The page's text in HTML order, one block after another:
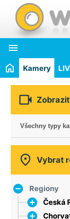

Kamery

 Vybrat
Regiony
Česká